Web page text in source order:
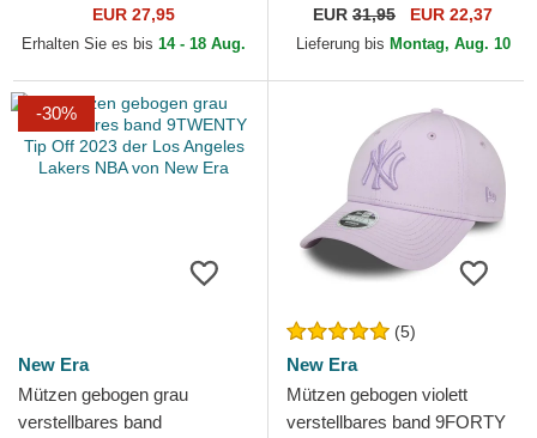
The League der Los Angeles
Lakers NBA von New Era
EUR 27,95
Erhalten Sie es bis 14 - 18 Aug.
9TWENTY Draft 2024 der
Los Angeles Lakers NBA von
EUR 31,95 EUR 22,37
Lieferung bis Montag, Aug. 10
-30%
New Era
Mützen gebogen grau
verstellbares band
(5)
New Era
Mützen gebogen violett
verstellbares band 9FORTY